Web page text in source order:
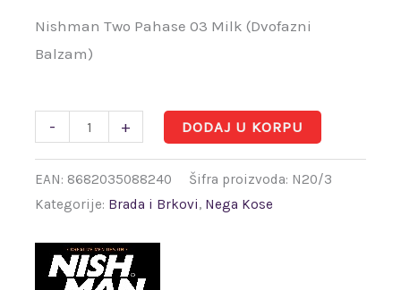
Nishman Two Pahase 03 Milk (Dvofazni
Balzam)
- + DODAJ U KORPU
EAN: 8682035088240 Šifra proizvoda: N20/3
Kategorije: Brada i Brkovi, Nega Kose